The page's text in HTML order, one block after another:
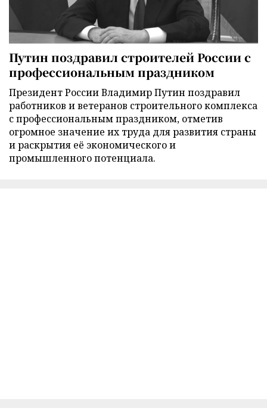
Путин поздравил строителей России с
профессиональным праздником
Президент России Владимир Путин поздравил
работников и ветеранов строительного комплекса
с профессиональным праздником, отметив
огромное значение их труда для развития страны
и раскрытия её экономического и
промышленного потенциала.